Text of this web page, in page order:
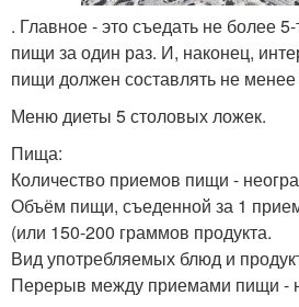
. Главное - это съедать не более
пищи за один раз. И, наконец,
пищи должен составлять не менее
Меню диеты 5 столовых ложек.
Пища:
Количество приемов пищи -
Объём пищи, съеденной за 1
(или 150-200 граммов продукта.
Вид употребляемых блюд и
Перерыв между приемами пищи -